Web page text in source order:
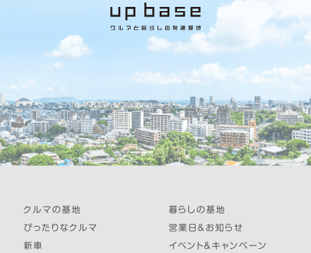
クルマの基地
ぴったりなクルマ
新車
暮らしの基地
営業日＆お知らせ
イベント＆キャンペーン